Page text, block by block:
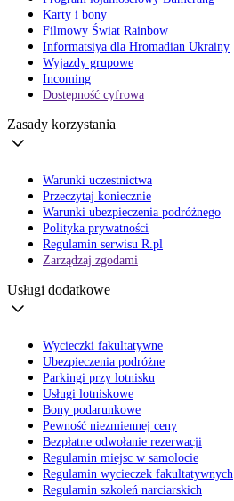
Karty i bony
Filmowy Świat Rainbow
Informatsiya dla Hromadian Ukrainy
Wyjazdy grupowe
Incoming
Dostępność cyfrowa
Zasady korzystania
Warunki uczestnictwa
Przeczytaj koniecznie
Warunki ubezpieczenia podróżnego
Polityka prywatności
Regulamin serwisu R.pl
Zarządzaj zgodami
Usługi dodatkowe
Wycieczki fakultatywne
Ubezpieczenia podróżne
Parkingi przy lotnisku
Usługi lotniskowe
Bony podarunkowe
Pewność niezmiennej ceny
Bezpłatne odwołanie rezerwacji
Regulamin miejsc w samolocie
Regulamin wycieczek fakultatywnych
Regulamin szkoleń narciarskich